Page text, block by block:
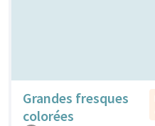
Grandes fresques
colorées